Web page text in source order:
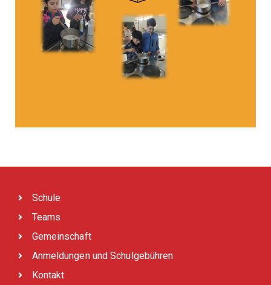
Schule
Teams
Gemeinschaft
Anmeldungen und Schulgebühren
Kontakt